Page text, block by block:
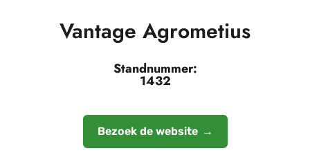
Vantage Agrometius
Standnummer:
1432
Bezoek de website